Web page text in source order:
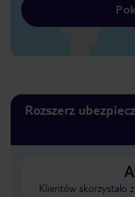
Rozszerz
Klientów skorzystało